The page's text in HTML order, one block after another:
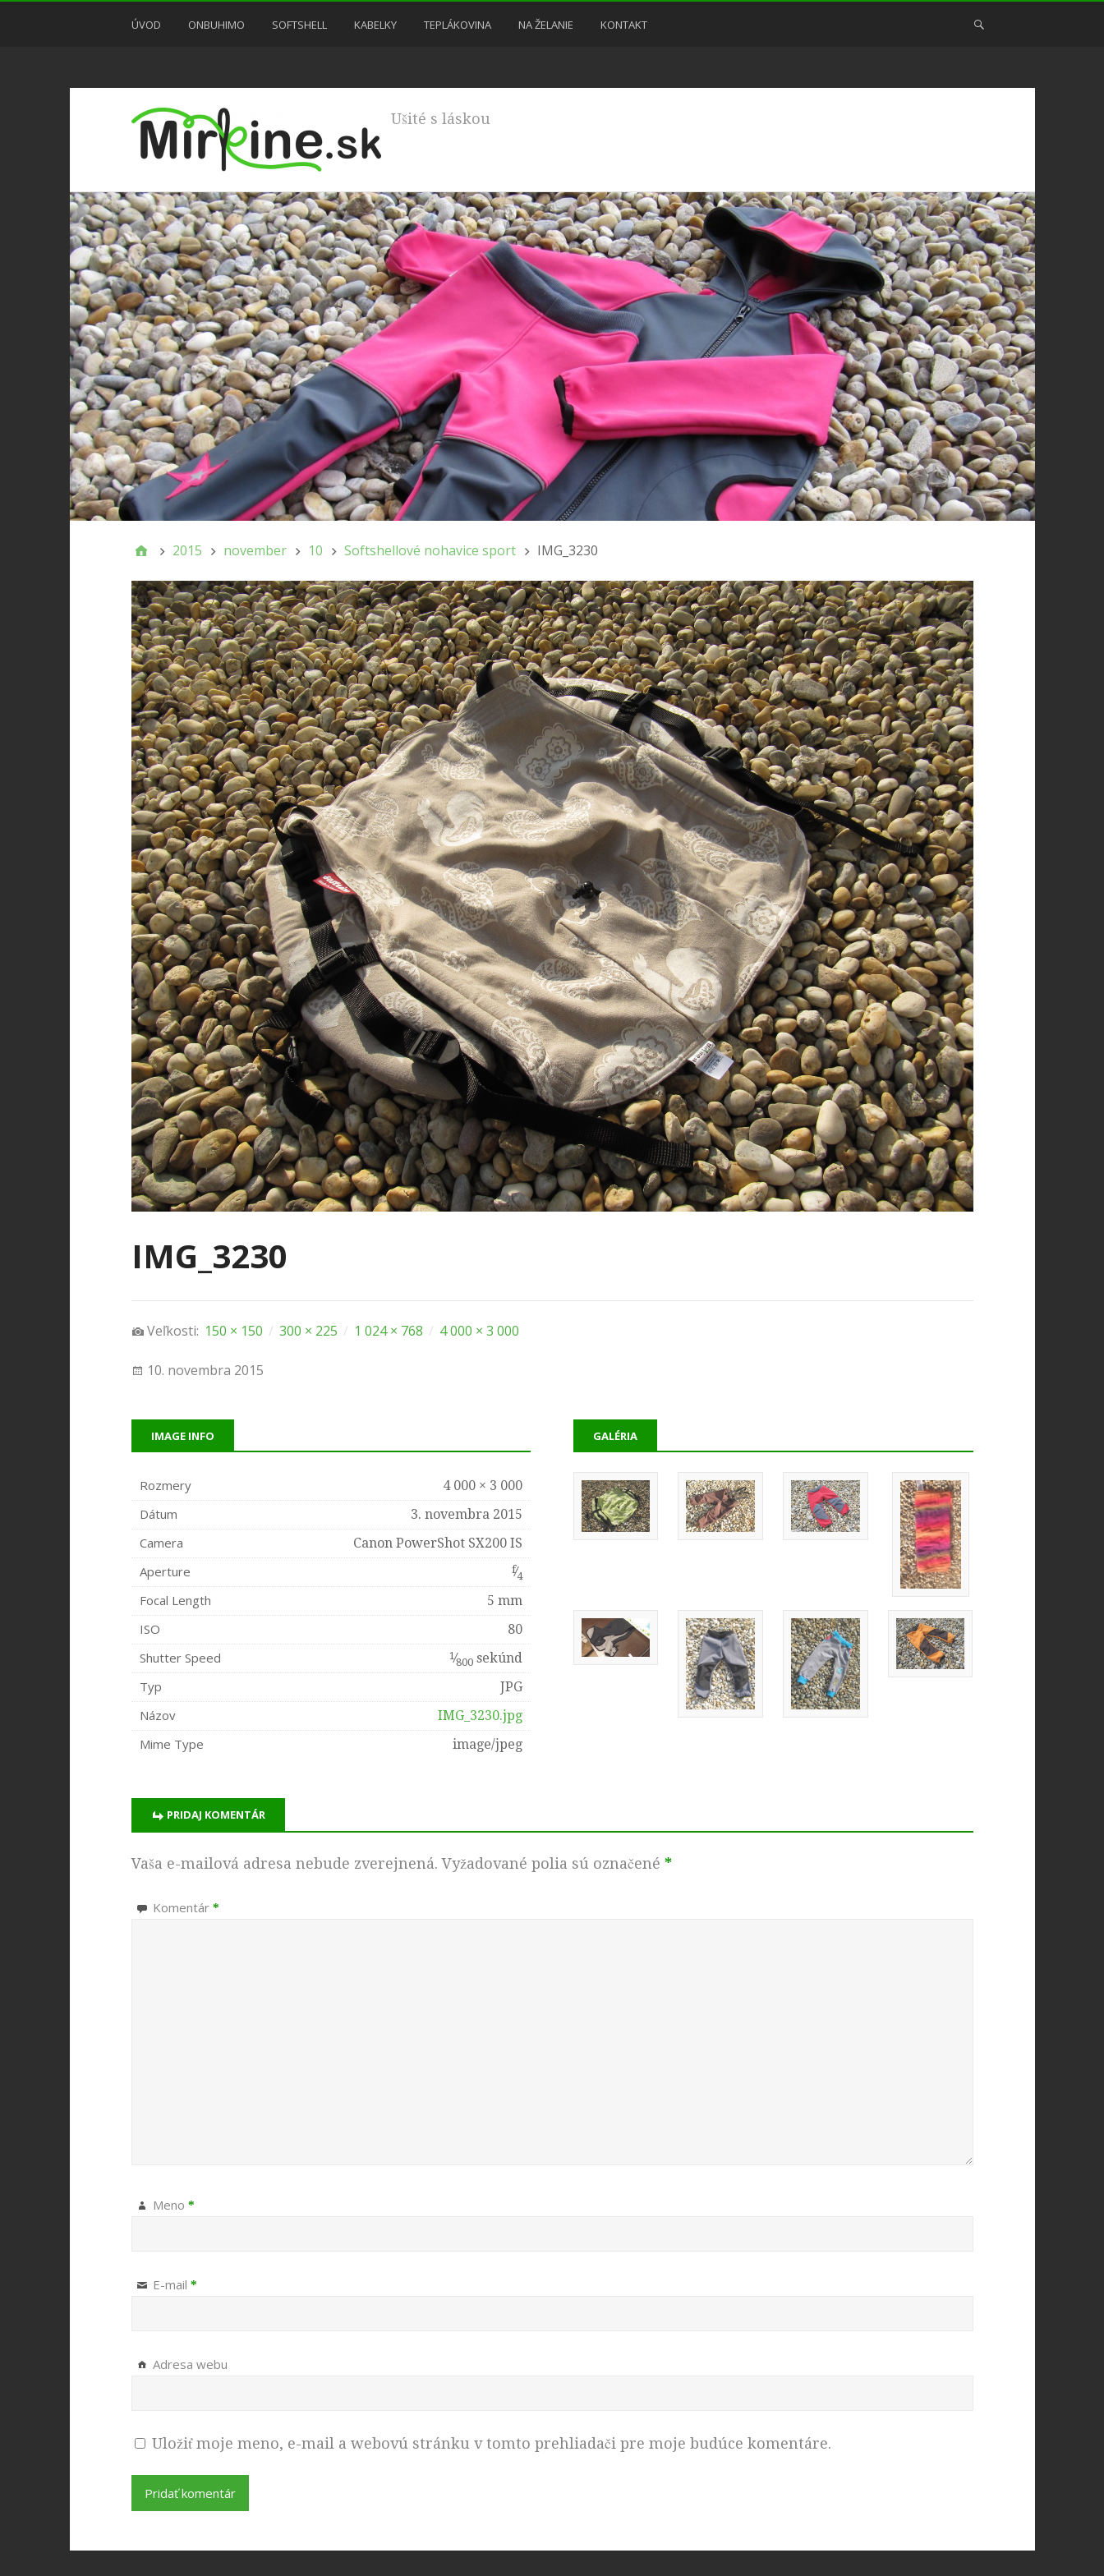
ÚVOD ONBUHIMO SOFTSHELL KABELKY TEPLÁKOVINA NA ŽELANIE KONTAKT
Ušité s láskou
2015 november 10 Softshellové nohavice sport IMG_3230
IMG_3230
Veľkosti: 150 × 150 / 300 × 225 / 1 024 × 768 / 4 000 × 3 000
10. novembra 2015
IMAGE INFO
Rozmery 4 000 × 3 000
Dátum 3. novembra 2015
Camera Canon PowerShot SX200 IS
Aperture f⁄4
Focal Length 5 mm
ISO 80
Shutter Speed 1⁄800 sekúnd
Typ JPG
Názov IMG_3230.jpg
Mime Type image/jpeg
GALÉRIA
PRIDAJ KOMENTÁR
Vaša e-mailová adresa nebude zverejnená. Vyžadované polia sú označené *
Komentár *
Meno *
E-mail *
Adresa webu
Uložiť moje meno, e-mail a webovú stránku v tomto prehliadači pre moje budúce komentáre.